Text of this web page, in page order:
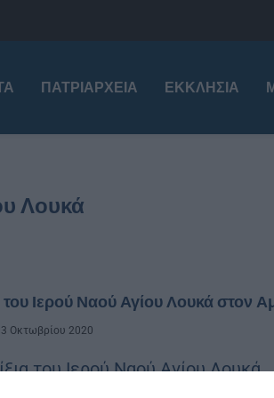
ΠΑΤΡΙΑΡΧΕΊΑ ΕΚΚΛΗΣΊΑ
Λουκά
του Ιερού Ναού Αγίου Λουκά στον
3 Οκτωβρίου 2020
του Ιερού Ναού Αγίου Λουκά,